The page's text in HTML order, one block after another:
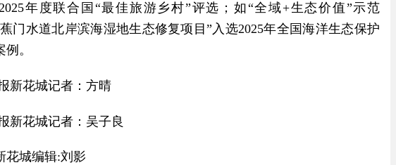
年度联合国“最佳旅游乡村”评选；如“全域+生态价值”示范
门水道北岸滨海湿地生态修复项目”入选2025年全国海洋生态保护
。
新花城记者：方晴
新花城记者：吴子良
花城编辑:刘影